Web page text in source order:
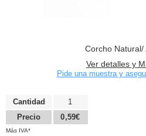
Corcho Natural/
Ver detalles y
Pide una muestra y
Cantidad
Precio
1
0,59€
Más IVA*